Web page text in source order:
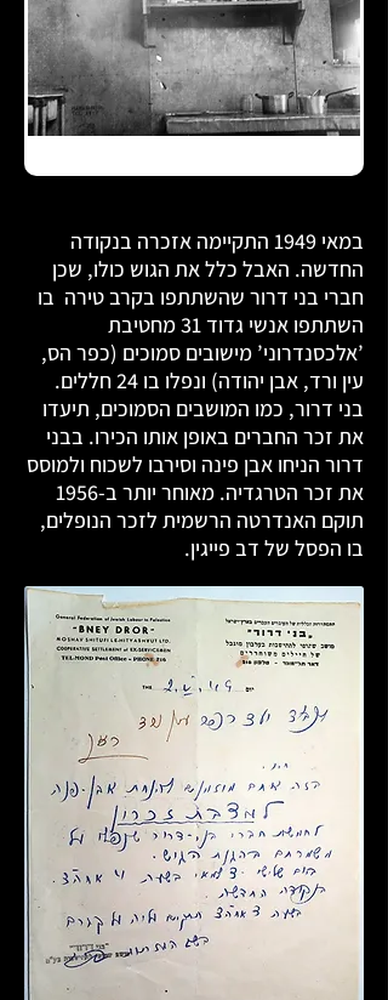
במאי 1949 התקיימה אזכרה בנקודה
החדשה. האבל כלל את הגוש כולו, שכן
חברי בני דרור שהשתתפו בקרב טירה בו
השתתפו
אנשי גדוד 31 מחטיבת
’אלכסנדרוני’ מישובים סמוכים (כפר הס,
עין ורד, אבן יהודה) ונפלו בו 24 חללים.
בני דרור, כמו המושבים הסמוכים, תיעדו
את זכר החברים באופן אותו הכירו. בבני
דרור הניחו אבן פינה וסירבו לשכוח ולמוסס
את זכר הטרגדיה. מאוחר יותר ב-1956
תוקם האנדרטה הרשמית לזכר הנופלים,
בו הפסל של דב פייגין.